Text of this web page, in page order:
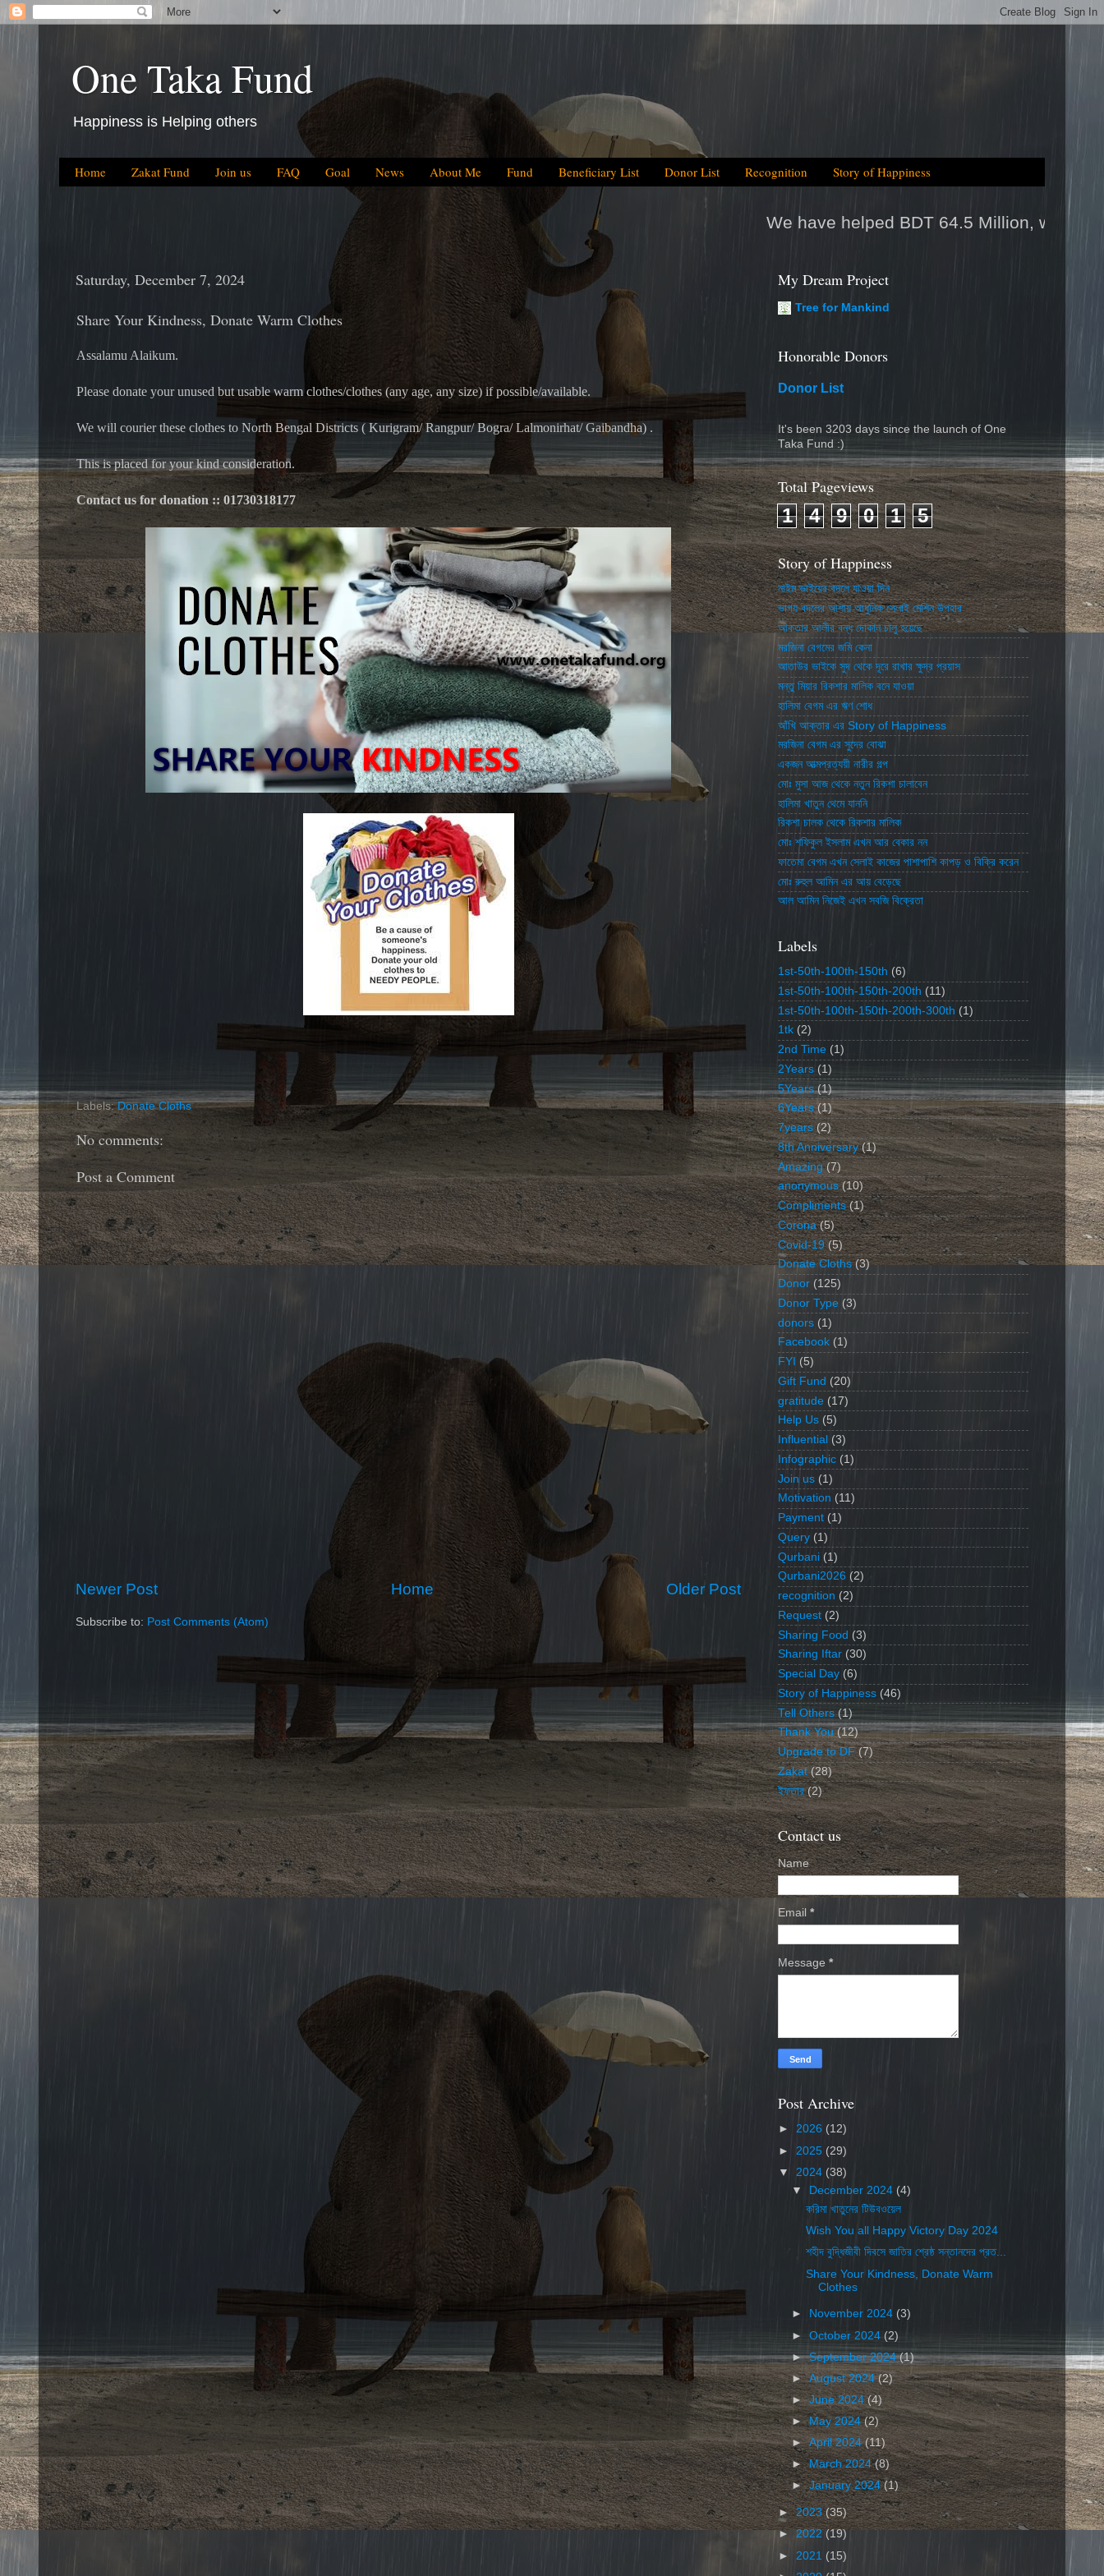
One Taka Fund
Happiness is Helping others
Home Zakat Fund Join us FAQ Goal News About Me Fund Beneficiary List Donor List Recognition Story of Happiness
We have helped BDT 64.5 Million, which is equal to 2025tk
Saturday, December 7, 2024
Share Your Kindness, Donate Warm Clothes
Assalamu Alaikum.
Please donate your unused but usable warm clothes/clothes (any age, any size) if possible/available.
We will courier these clothes to North Bengal Districts ( Kurigram/ Rangpur/ Bogra/ Lalmonirhat/ Gaibandha) .
This is placed for your kind consideration.
Contact us for donation :: 01730318177
Labels:Donate Cloths
No comments:
Post a Comment
Newer Post Older Post
Home
Subscribe to: Post Comments (Atom)
My Dream Project
Tree for Mankind
Honorable Donors
Donor List
It's been 3203 days since the launch of One
Taka Fund :)
Total Pageviews
1 4 9 0 1 5
Story of Happiness
নাইম ভাইয়ের বদলে যাওয়া দিন
ভাগ্য বদলের আশায় আধুনিক সেলাই মেশিন উপহার
আকতার আলীর বন্ধ দোকান চালু হয়েছে
মরজিনা বেগমের জমি কেনা
আতাউর ভাইকে সুদ থেকে দূরে রাখার ক্ষুদ্র প্রয়াস
মন্তু মিয়ার রিকশার মালিক বনে যাওয়া
হালিমা বেগম এর ঋণ শোধ
আঁখি আক্তার এর Story of Happiness
মরজিনা বেগম এর সুদের বোঝা
একজন আত্মপ্রত্যয়ী নারীর গল্প
মোঃ মুসা আজ থেকে নতুন রিকশা চালাবেন
হালিমা খাতুন থেমে যাননি
রিকশা চালক থেকে রিকশার মালিক
মোঃ শফিকুল ইসলাম এখন আর বেকার নন
ফাতেমা বেগম এখন সেলাই কাজের পাশাপাশি কাপড় ও বিক্রি করেন
মোঃ রুহুল আমিন এর আয় বেড়েছে
আল আমিন নিজেই এখন সবজি বিক্রেতা
Labels
1st-50th-100th-150th (6)
1st-50th-100th-150th-200th (11)
1st-50th-100th-150th-200th-300th (1)
1tk (2)
2nd Time (1)
2Years (1)
5Years (1)
6Years (1)
7years (2)
8th Anniversary (1)
Amazing (7)
anonymous (10)
Compliments (1)
Corona (5)
Covid-19 (5)
Donate Cloths (3)
Donor (125)
Donor Type (3)
donors (1)
Facebook (1)
FYI (5)
Gift Fund (20)
gratitude (17)
Help Us (5)
Influential (3)
Infographic (1)
Join us (1)
Motivation (11)
Payment (1)
Query (1)
Qurbani (1)
Qurbani2026 (2)
recognition (2)
Request (2)
Sharing Food (3)
Sharing Iftar (30)
Special Day (6)
Story of Happiness (46)
Tell Others (1)
Thank You (12)
Upgrade to DF (7)
Zakat (28)
ইফতার (2)
Contact us
Name
Email *
Message *
Post Archive
► 2026 (12)
► 2025 (29)
▼ 2024 (38)
▼
December 2024 (4)
করিমা খাতুনের টিউবওয়েল
Wish You all Happy Victory Day 2024
শহীদ বুদ্ধিজীবী দিবসে জাতির শ্রেষ্ঠ সন্তানদের প্রত...
Share Your Kindness, Donate Warm
Clothes
► November 2024 (3)
►October 2024(2)
►September 2024(1)
►August 2024(2)
►June 2024(4)
►May 2024(2)
►April 2024(11)
►March 2024(8)
►January 2024(1)
►2023(35)
► 2022 (19)
► 2021 (15)